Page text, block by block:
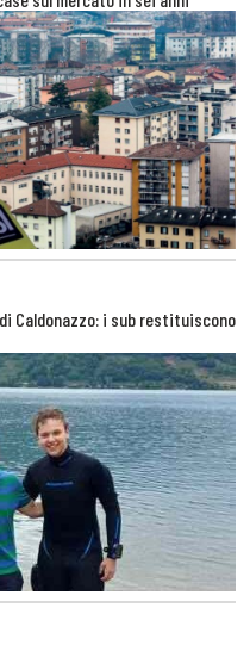
Caldonazzo: i sub restituiscono